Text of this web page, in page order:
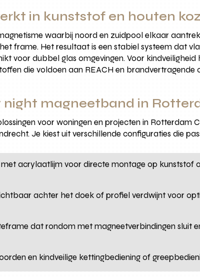
in kunststof en houten
waarbij noord en zuidpool elkaar
frame. Het resultaat is een stabiel systeem dat
voor dubbel glas omgevingen. Voor
die voldoen aan REACH en brandvertragende
night magneetband in
voor woningen en projecten in Rotterdam
Je kiest uit verschillende configuraties die
acrylaatlijm voor directe montage op kunststof
achter het doek of profiel verdwijnt voor
dat rondom met magneetverbindingen sluit
en kindveilige kettingbediening of